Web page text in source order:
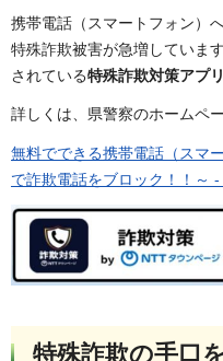
携帯電話（スマートフォン）
特殊詐欺被害が急増していま
されている特殊詐欺対策アプリ
詳しくは、県警察のホームペ
無料でできる携帯電話（スマ
で詐欺電話をブロック！！～
特殊詐欺の手口